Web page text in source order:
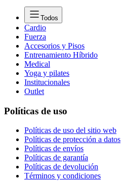
Todos
Cardio
Fuerza
Accesorios y Pisos
Entrenamiento Híbrido
Medical
Yoga y pilates
Institucionales
Outlet
Políticas de uso
Políticas de uso del sitio web
Políticas de protección a datos
Políticas de envíos
Políticas de garantía
Políticas de devolución
Términos y condiciones